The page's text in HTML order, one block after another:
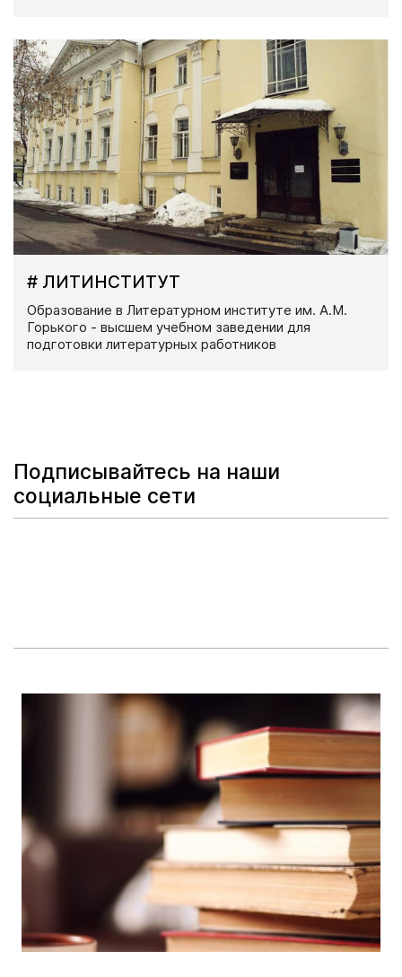
# ЛИТИНСТИТУТ
Образование в Литературном институте им. А.М.
Горького - высшем учебном заведении для
подготовки литературных работников
Подписывайтесь на наши
социальные сети